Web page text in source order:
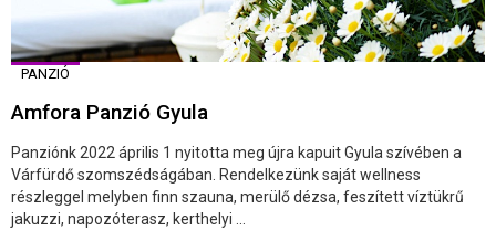
PANZIÓ
Amfora Panzió Gyula
Panziónk 2022 április 1 nyitotta meg újra kapuit Gyula szívében a
Várfürdő szomszédságában. Rendelkezünk saját wellness
részleggel melyben finn szauna, merülő dézsa, feszített víztükrű
jakuzzi, napozóterasz, kerthelyi ...